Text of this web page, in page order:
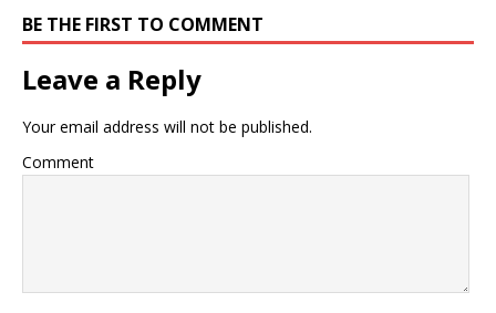
BE THE FIRST TO COMMENT
Leave a Reply
Your email address will not be published.
Comment